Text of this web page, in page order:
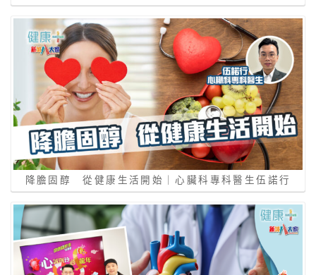
降膽固醇 從健康生活開始｜心臟科專科醫生伍諾行